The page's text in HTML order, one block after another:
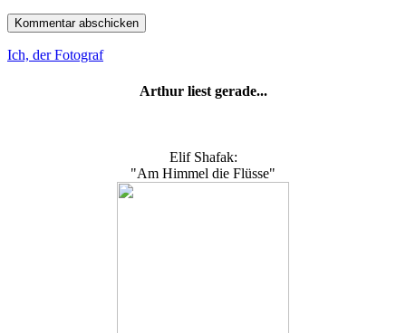
Ich, der Fotograf
Arthur liest gerade...
Elif Shafak:
"Am Himmel die Flüsse"